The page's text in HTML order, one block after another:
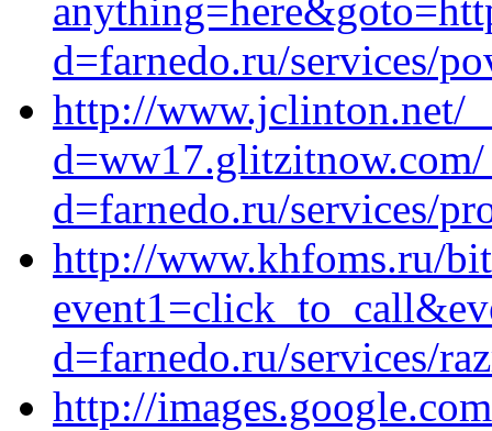
d=farnedo.ru/services/
http://www.jclinton.net/
d=ww17.glitzitnow.com/
d=farnedo.ru/services/
http://www.khfoms.ru/
d=farnedo.ru/services/
http://